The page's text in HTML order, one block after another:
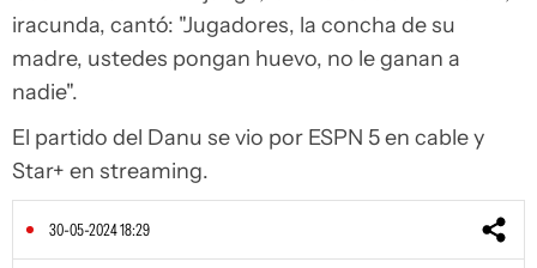
iracunda, cantó: "Jugadores, la concha de su
madre, ustedes pongan huevo, no le ganan a
nadie".
El partido del Danu se vio por ESPN 5 en cable y
Star+ en streaming.
30-05-2024 18:29